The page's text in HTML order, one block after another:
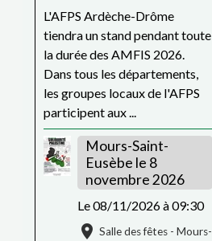
L'AFPS Ardèche-Drôme
tiendra un stand pendant toute
la durée des AMFIS 2026.
Dans tous les départements,
les groupes locaux de l'AFPS
participent aux ...
Mours-Saint-
Eusèbe le 8
novembre 2026
Le 08/11/2026à 09:30
Salle des fêtes - Mours-